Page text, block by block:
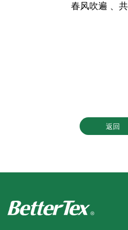
春风吹遍 、
返回